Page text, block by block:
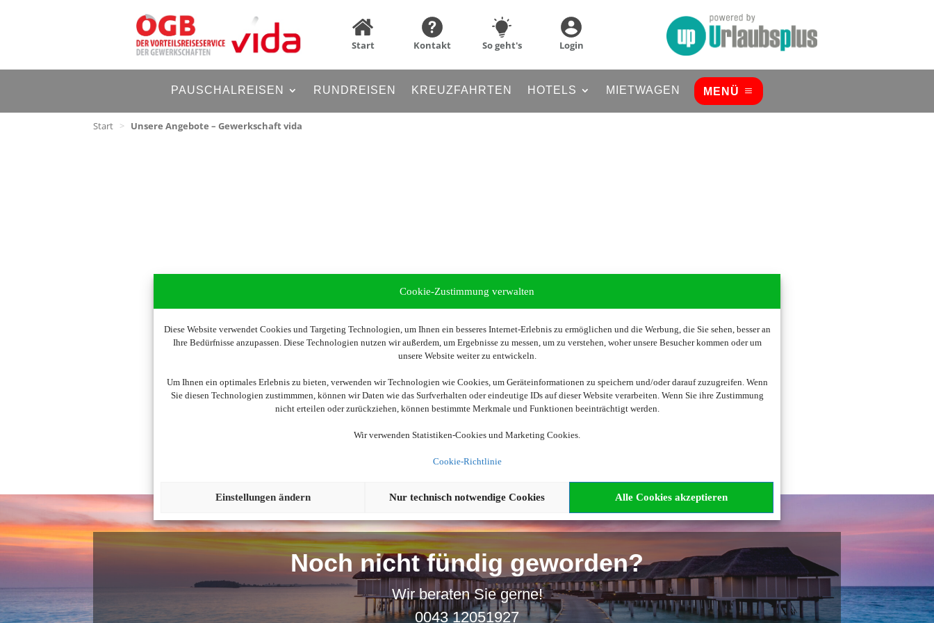
Cookie-Zustimmung verwalten
Diese Website verwendet Cookies und Targeting Technologien, um Ihnen ein besseres Internet-Erlebnis zu ermöglichen und die Werbung, die Sie sehen, besser an
Ihre Bedürfnisse anzupassen. Diese Technologien nutzen wir außerdem, um Ergebnisse zu messen, um zu verstehen, woher unsere Besucher kommen oder um
unsere Website weiter zu entwickeln.
Um Ihnen ein optimales Erlebnis zu bieten, verwenden wir Technologien wie Cookies, um Geräteinformationen zu speichern und/oder darauf zuzugreifen. Wenn
Sie diesen Technologien zustimmmen, können wir Daten wie das Surfverhalten oder eindeutige IDs auf dieser Website verarbeiten. Wenn Sie ihre Zustimmung
nicht erteilen oder zurückziehen, können bestimmte Merkmale und Funktionen beeinträchtigt werden.
Wir verwenden Statistiken-Cookies und Marketing Cookies.
Cookie-Richtlinie
Alle Cookies akzeptieren
Nur technisch notwendige Cookies
Einstellungen ändern
Start Kontakt So geht's Login
PAUSCHALREISEN RUNDREISEN KREUZFAHRTEN HOTELS MIETWAGEN MENÜ
Start > Unsere Angebote – Gewerkschaft vida
Wir brauchen Ihre Einwilligung
Um diesen Inhalt darzustellen, aktivieren Sie bitte die Cookies. Es werden ggf. personenbezogene Daten verarbeitet.
Cookies akzeptieren
Noch nicht fündig geworden?
Wir beraten Sie gerne!
0043 12051927